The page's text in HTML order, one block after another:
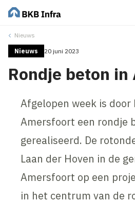
Nieuws
Nieuws 20 juni 2023
Rondje beton
Afgelopen week is door
Amersfoort een rondje
gerealiseerd. De
Laan der Hoven in de
Amersfoort op een
in het centrum van de